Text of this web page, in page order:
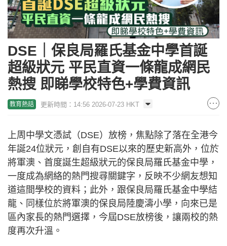
DSE｜保良局羅氏基金中學首誕
超級狀元 平民直資一條龍成網民
熱搜 即睇學校特色+學費資訊
教育熱話 更新時間：14:56 2026-07-23 HKT
上周中學文憑試（DSE）放榜，焦點除了落在全港今
年誕24位狀元，創自有DSE以來的歷史新高外，位於
將軍澳、首度誕生超級狀元的保良局羅氏基金中學，
一度成為網絡的熱門搜尋關鍵字，反映不少網友想知
道這間學校的資料；此外，跟保良局羅氏基金中學結
龍、同樣位於將軍澳的保良局陸慶濤小學，向來已是
區內家長的熱門選擇，今屆DSE放榜後，讓兩校的熱
度再次升溫。